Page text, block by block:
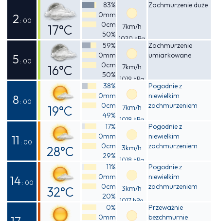
2 : 00
17°C
Odczuwalna
16°C
83%
0mm
0cm
50%
7km/h
1020 hPa
Zachmurzenie duże
5 : 00
16°C
Odczuwalna
15°C
59%
0mm
0cm
50%
7km/h
1019 hPa
Zachmurzenie
umiarkowane
8 : 00
19°C
Odczuwalna
19°C
38%
0mm
0cm
49%
7km/h
1018 hPa
Pogodnie z
niewielkim
zachmurzeniem
11 : 00
28°C
Odczuwalna
27°C
17%
0mm
0cm
29%
3km/h
1018 hPa
Pogodnie z
niewielkim
zachmurzeniem
14 : 00
32°C
Odczuwalna
30°C
11%
0mm
0cm
20%
3km/h
1017 hPa
Pogodnie z
niewielkim
zachmurzeniem
0%
0mm
Przeważnie
bezchmurnie